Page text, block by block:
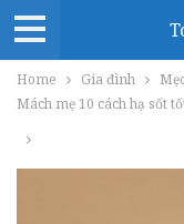
Home Gia đình
Mách mẹ 10 cách hạ sốt